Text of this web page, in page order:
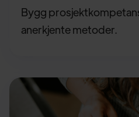
Bygg
anerkjente metoder.